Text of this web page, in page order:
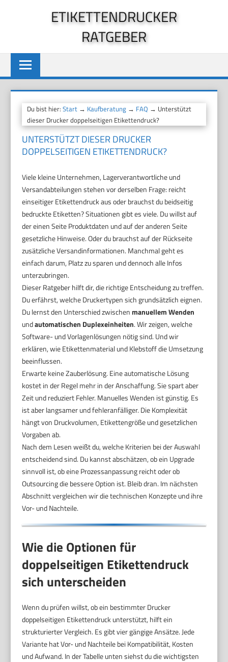
ETIKETTENDRUCKER
RATGEBER
Du bist hier:Start → Kaufberatung → FAQ → Unterstützt
dieser Drucker doppelseitigen Etikettendruck?
UNTERSTÜTZT DIESER DRUCKER
DOPPELSEITIGEN ETIKETTENDRUCK?
Viele kleine Unternehmen, Lagerverantwortliche und
Versandabteilungen stehen vor derselben Frage: reicht
einseitiger Etikettendruck aus oder brauchst du beidseitig
bedruckte Etiketten? Situationen gibt es viele. Du willst auf
der einen Seite Produktdaten und auf der anderen Seite
gesetzliche Hinweise. Oder du brauchst auf der Rückseite
zusätzliche Versandinformationen. Manchmal geht es
einfach darum, Platz zu sparen und dennoch alle Infos
unterzubringen.
Dieser Ratgeber hilft dir, die richtige Entscheidung zu treffen.
Du erfährst, welche Druckertypen sich grundsätzlich eignen.
Du lernst den Unterschied zwischenmanuellem Wenden
undautomatischen Duplexeinheiten. Wir zeigen, welche
Software- und Vorlagenlösungen nötig sind. Und wir
erklären, wie Etikettenmaterial und Klebstoff die Umsetzung
beeinflussen.
Erwarte keine Zauberlösung. Eine automatische Lösung
kostet in der Regel mehr in der Anschaffung. Sie spart aber
Zeit und reduziert Fehler. Manuelles Wenden ist günstig. Es
ist aber langsamer und fehleranfälliger. Die Komplexität
hängt von Druckvolumen, Etikettengröße und gesetzlichen
Vorgaben ab.
Nach dem Lesen weißt du, welche Kriterien bei der Auswahl
entscheidend sind. Du kannst abschätzen, ob ein Upgrade
sinnvoll ist, ob eine Prozessanpassung reicht oder ob
Outsourcing die bessere Option ist. Bleib dran. Im nächsten
Abschnitt vergleichen wir die technischen Konzepte und ihre
Vor- und Nachteile.
Wie die Optionen für
doppelseitigen Etikettendruck
sich unterscheiden
Wenn du prüfen willst, ob ein bestimmter Drucker
doppelseitigen Etikettendruck unterstützt, hilft ein
strukturierter Vergleich. Es gibt vier gängige Ansätze. Jede
Variante hat Vor- und Nachteile bei Kompatibilität, Kosten
und Aufwand. In der Tabelle unten siehst du die wichtigsten